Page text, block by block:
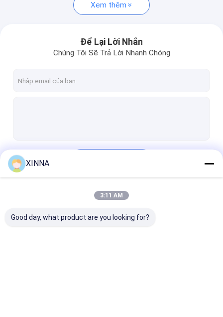
Bộ lọc IV trực tuyến
Bộ lọc đĩa màng
Màn PEV
Bạch cầu PP
Xem thêm
Để Lại Lời Nhắn
Chúng Tôi Sẽ Trả Lời Nhanh Chóng
Danh Mục Của Chúng Tôi
XINNA
3:11 AM
Good day, what product are you looking for?